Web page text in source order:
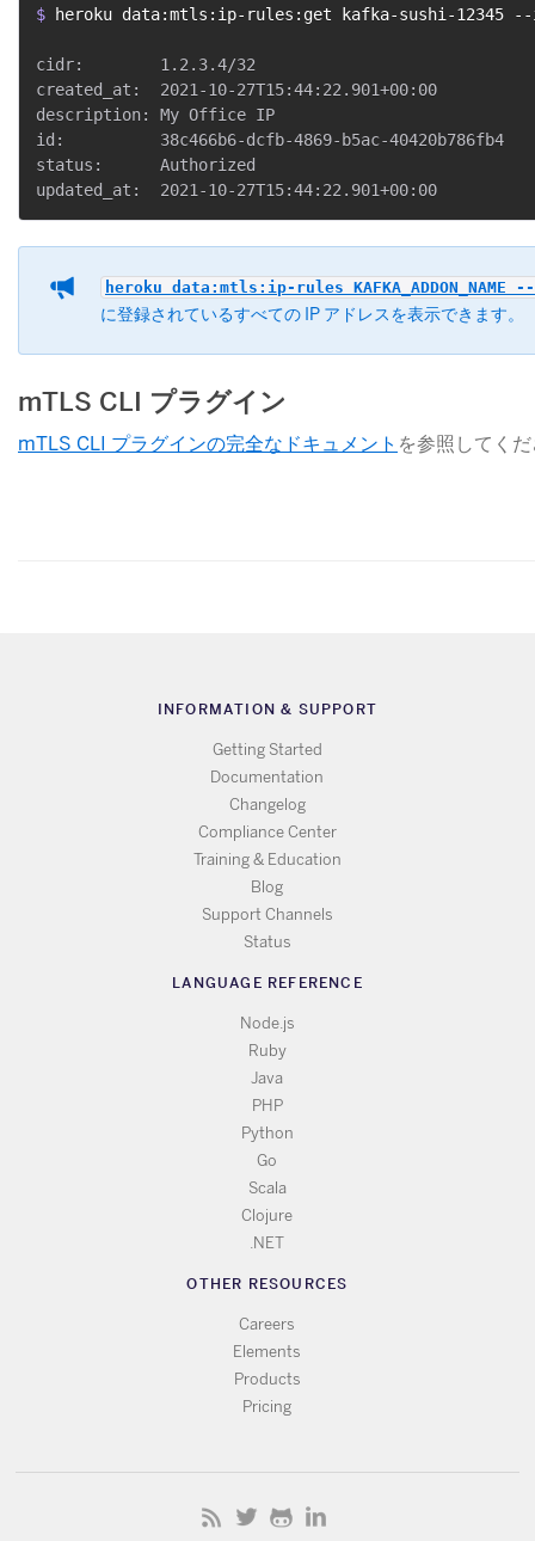
$ heroku data:mtls:ip-rules:get kafka-sushi-12345 --
cidr:        1.2.3.4/32
created_at:  2021-10-27T15:44:22.901+00:00
description: My Office IP
id:          38c466b6-dcfb-4869-b5ac-40420b786fb4
status:      Authorized
heroku data:mtls:ip-rules KAFKA_ADDON_NAME --
に登録されているすべての IP アドレスを表示できます。
mTLS CLI プラグイン
mTLS CLI プラグインの完全なドキュメント を参照してく
INFORMATION & SUPPORT
Getting Started
Documentation
Changelog
Compliance Center
Training & Education
Blog
Support Channels
Status
LANGUAGE REFERENCE
Node.js
Ruby
Java
PHP
Python
Go
Scala
Clojure
.NET
OTHER RESOURCES
Careers
Elements
Products
Pricing